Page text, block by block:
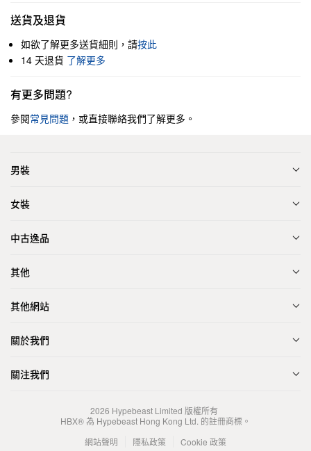
送貨及退貨
如欲了解更多送貨細則，請按此
14 天退貨 了解更多
有更多問題?
參閱常見問題 ，或直接聯絡我們了解更多。
男裝
女裝
中古逸品
其他
其他網站
關於我們
關注我們
2026 Hypebeast Limited 版權所有
HBX® 為 Hypebeast Hong Kong Ltd. 的註冊商標。
網站聲明
隱私政策 Cookie 政策